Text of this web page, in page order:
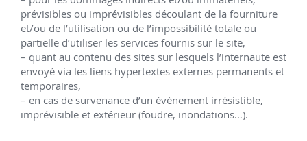
leurs épreuves de vie, leur capacité de résilience, et
leur connexion souvent tardive à la singulière
puissance de leur multipotentialité.
Conjugués ensemble, les 4 tomes dévoilent les 20
clés de succès et 40 parcours de vie d'entrepreneurs
multipotentiels.
prévisibles ou imprévisibles découlant de la fourniture
et/ou de l’utilisation ou de l’impossibilité totale ou
partielle d’utiliser les services fournis sur le site,
– quant au contenu des sites sur lesquels l’internaute est
envoyé via les liens hypertextes externes permanents et
temporaires,
– en cas de survenance d’un évènement irrésistible,
imprévisible et extérieur (foudre, inondations…).